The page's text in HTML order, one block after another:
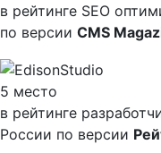
в рейтинге SEO
по версии CMS
5 место
в рейтинге
России по версии